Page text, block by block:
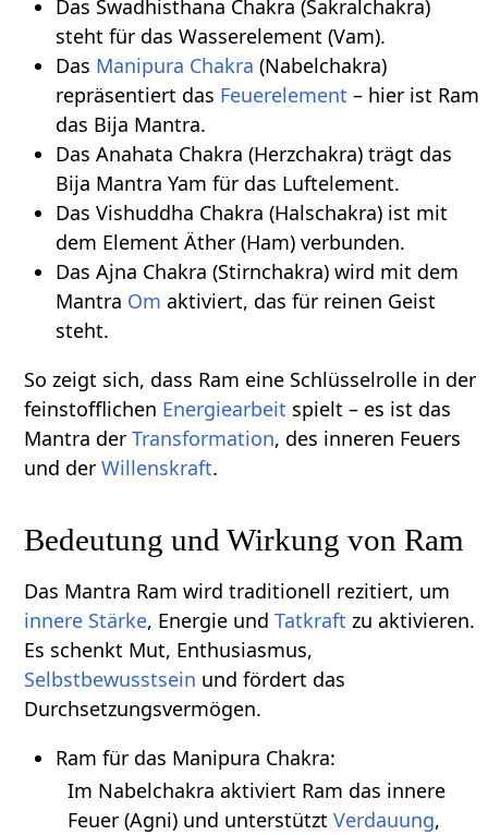
Das Swadhisthana Chakra (Sakralchakra)
steht für das Wasserelement (Vam).
Das Manipura Chakra (Nabelchakra)
repräsentiert das Feuerelement – hier ist Ram
das Bija Mantra.
Das Anahata Chakra (Herzchakra) trägt das
Bija Mantra Yam für das Luftelement.
Das Vishuddha Chakra (Halschakra) ist mit
dem Element Äther (Ham) verbunden.
Das Ajna Chakra (Stirnchakra) wird mit dem
Mantra Om aktiviert, das für reinen Geist
steht.
So zeigt sich, dass Ram eine Schlüsselrolle in der
feinstofflichen Energiearbeit spielt – es ist das
Mantra derTransformation, des inneren Feuers
und derWillenskraft.
Bedeutung und Wirkung von Ram
Das Mantra Ram wird traditionell rezitiert, um
innere Stärke, Energie undTatkraft zu aktivieren.
Es schenkt Mut, Enthusiasmus,
Selbstbewusstsein und fördert das
Durchsetzungsvermögen.
Ram für das Manipura Chakra:
Im Nabelchakra aktiviert Ram das innere
Feuer (Agni) und unterstütztVerdauung,